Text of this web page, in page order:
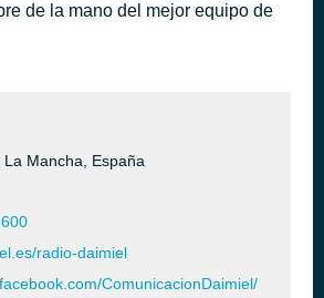
de la mano del mejor equipo de
Mancha, España
radio-daimiel
ComunicacionDaimiel/